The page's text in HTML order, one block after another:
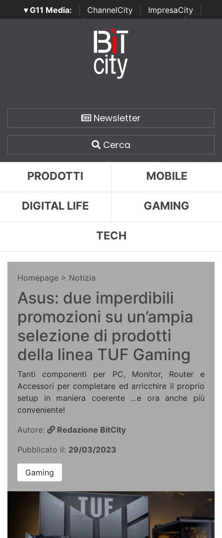
▾ G11 Media: ChannelCity ImpresaCity
SecurityOpenLab | Italian Channel Awards | Italian
Italian Security Awards
Newsletter
Cerca
PRODOTTI MOBILE
DIGITAL LIFE GAMING
TECH
Homepage > Notizia
Asus: due imperdibili
promozioni su un’ampia
selezione di prodotti
della linea TUF Gaming
Tanti componenti per PC, Monitor, Router e
Accessori per completare ed arricchire il proprio
setup in maniera coerente …e ora anche più
conveniente!
Autore:
Redazione BitCity
Pubblicato il: 29/03/2023
Gaming